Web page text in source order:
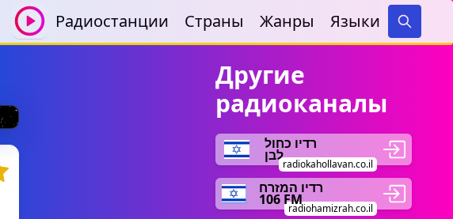
Радиостанции Страны Жанры Языки
Search
Другие
радиоканалы
רדיו כחול
לבן
radiokahollavan.co.il
רדיו המזרח
106 FM
radiohamizrah.co.il